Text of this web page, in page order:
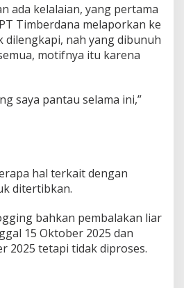
ada kelalaian, yang pertama
Timberdana melaporkan ke
dilengkapi, nah yang dibunuh
motifnya itu karena
saya pantau selama ini,”
hal terkait dengan
ditertibkan.
bahkan pembalakan liar
15 Oktober 2025 dan
2025 tetapi tidak diproses.